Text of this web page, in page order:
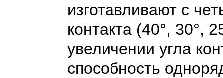
изготавливают с
контакта (40°, 30°,
увеличении угла
способность